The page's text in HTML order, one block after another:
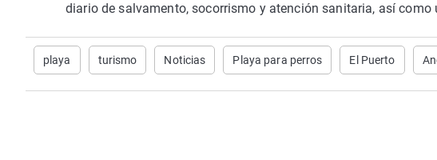
diario de salvamento, socorrismo y atención sanitaria, así como
playa turismo Noticias Playa para perros El Puerto